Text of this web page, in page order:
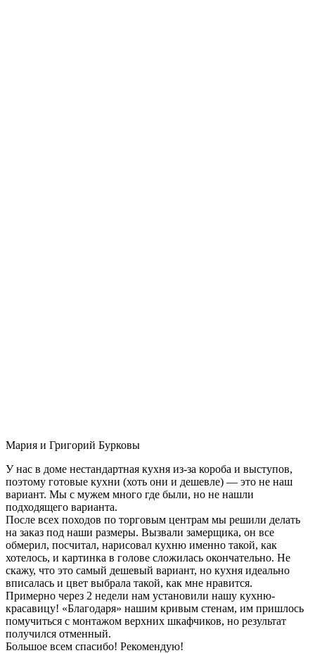
Мария и Григорий Бурковы
У нас в доме нестандартная кухня из-за короба и выступов,
поэтому готовые кухни (хоть они и дешевле) — это не наш
вариант. Мы с мужем много где были, но не нашли
подходящего варианта.
После всех походов по торговым центрам мы решили делать
на заказ под наши размеры. Вызвали замерщика, он все
обмерил, посчитал, нарисовал кухню именно такой, как
хотелось, и картинка в голове сложилась окончательно. Не
скажу, что это самый дешевый вариант, но кухня идеально
вписалась и цвет выбрала такой, как мне нравится.
Примерно через 2 недели нам установили нашу кухню-
красавицу! «Благодаря» нашим кривым стенам, им пришлось
помучиться с монтажом верхних шкафчиков, но результат
получился отменный.
Большое всем спасибо! Рекомендую!